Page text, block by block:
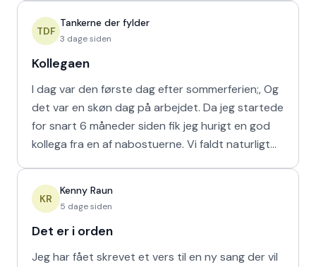
TDF
Tankerne der fylder
3 dage siden
Kollegaen
I dag var den første dag efter sommerferien;, Og
det var en skøn dag på arbejdet. Da jeg startede
for snart 6 måneder siden fik jeg hurigt en god
kollega fra en af nabostuerne. Vi faldt naturligt
KR
Kenny Raun
5 dage siden
Det er i orden
Jeg har fået skrevet et vers til en ny sang der vil